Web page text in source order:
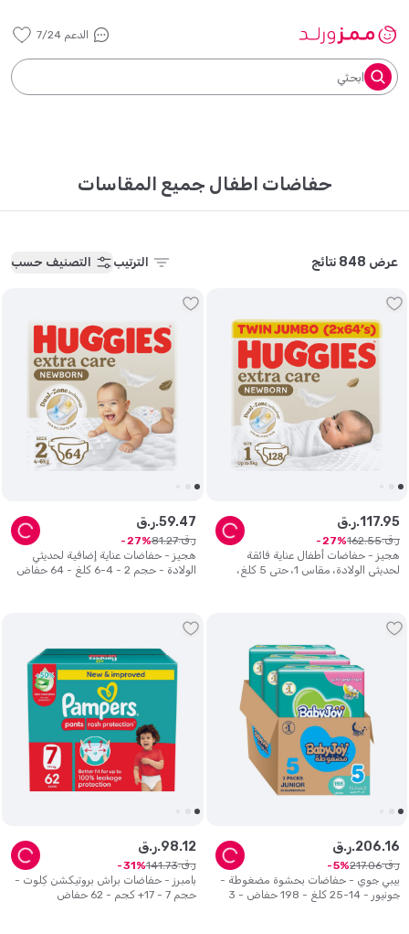
الدعم 7/24
ابحثي
حفاضات اطفال جميع المقاسات
عرض 848 نتائج الترتيب التصنيف حسب
هجيز - حفاضات أطفال عناية فائقة
لحديثي الولادة، مقاس 1، حتى 5 كلغ،
ر.ق.117.95
ر.ق. 162.55
27
هجيز - حفاضات عناية إضافية لحديثي
الولادة - حجم 2 - 4-6 كلغ - 64 حفاض
ر.ق.59.47
ر.ق. 81.27
27
بيبي جوي - حفاضات بحشوة مضغوطة -
جونيور - 14-25 كلغ - 198 حفاض - 3
ر.ق.206.16
ر.ق. 217.06
5
بامبرز - حفاضات براش بروتيكشن كِلوت -
حجم 7 - 17+ كجم - 62 حفاض
ر.ق.98.12
ر.ق. 141.73
31